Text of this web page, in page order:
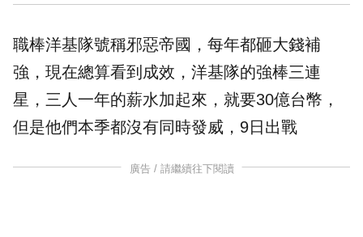
職棒洋基隊號稱邪惡帝國，每年都砸大錢補
強，現在總算看到成效，洋基隊的強棒三連
星，三人一年的薪水加起來，就要30億台幣，
但是他們本季都沒有同時發威，9日出戰
廣告 / 請繼續往下閱讀